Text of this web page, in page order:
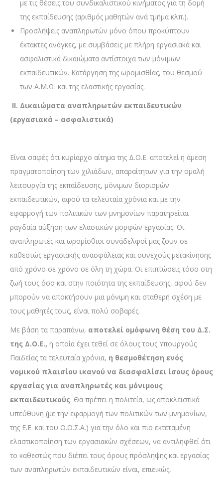
με τις θέσεις του συνδικαλιστικού κινήματος για τη δομή
της εκπαίδευσης (αριθμός μαθητών ανά τμήμα κλπ.).
Προσλήψεις αναπληρωτών μόνο όπου προκύπτουν
έκτακτες ανάγκες, με συμβάσεις με πλήρη εργασιακά και
ασφαλιστικά δικαιώματα αντίστοιχα των μόνιμων
εκπαιδευτικών. Κατάργηση της ωρομισθίας, του θεσμού
των Α.Μ.Ω. και της ελαστικής εργασίας.
II. Δικαιώματα αναπληρωτών εκπαιδευτικών
(εργασιακά – ασφαλιστικά)
Είναι σαφές ότι κυρίαρχο αίτημα της Δ.Ο.Ε. αποτελεί η άμεση
πραγματοποίηση των χιλιάδων, απαραίτητων για την ομαλή
λειτουργία της εκπαίδευσης, μόνιμων διορισμών
εκπαιδευτικών, αφού τα τελευταία χρόνια και με την
εφαρμογή των πολιτικών των μνημονίων παρατηρείται
ραγδαία αύξηση των ελαστικών μορφών εργασίας. Οι
αναπληρωτές και ωρομίσθιοι συνάδελφοί μας ζουν σε
καθεστώς εργασιακής ανασφάλειας και συνεχούς μετακίνησης
από χρόνο σε χρόνο σε όλη τη χώρα. Οι επιπτώσεις τόσο στη
ζωή τους όσο και στην ποιότητα της εκπαίδευσης, αφού δεν
μπορούν να αποκτήσουν μια μόνιμη και σταθερή σχέση με
τους μαθητές τους, είναι πολύ σοβαρές.
Με βάση τα παραπάνω, αποτελεί ομόφωνη θέση του Δ.Σ.
της Δ.Ο.Ε., η οποία έχει τεθεί σε όλους τους Υπουργούς
Παιδείας τα τελευταία χρόνια, η θεσμοθέτηση ενός
νομικού πλαισίου ικανού να διασφαλίσει ίσους όρους
εργασίας για αναπληρωτές και μόνιμους
εκπαιδευτικούς. Θα πρέπει η πολιτεία, ως αποκλειστικά
υπεύθυνη (με την εφαρμογή των πολιτικών των μνημονίων,
της Ε.Ε. και του Ο.Ο.Σ.Α.) για την όλο και πιο εκτεταμένη
ελαστικοποίηση των εργασιακών σχέσεων, να αντιληφθεί ότι
το καθεστώς που διέπει τους όρους πρόσληψης και εργασίας
των αναπληρωτών εκπαιδευτικών είναι, επιεικώς,